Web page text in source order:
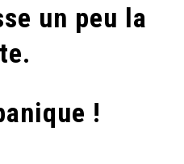
(TRÈS)
un peu la
!